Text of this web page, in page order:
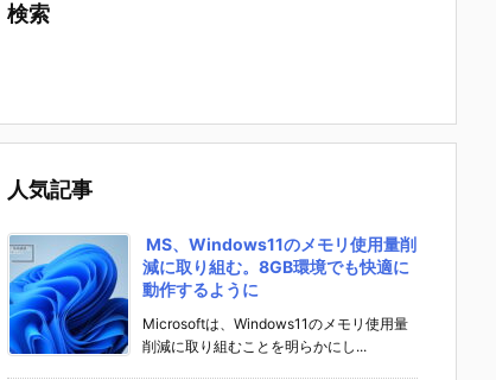
検索
人気記事
MS、Windows11のメモリ使用量削
減に取り組む。8GB環境でも快適に
動作するように
Microsoftは、Windows11のメモリ使用量
削減に取り組むことを明らかにし...